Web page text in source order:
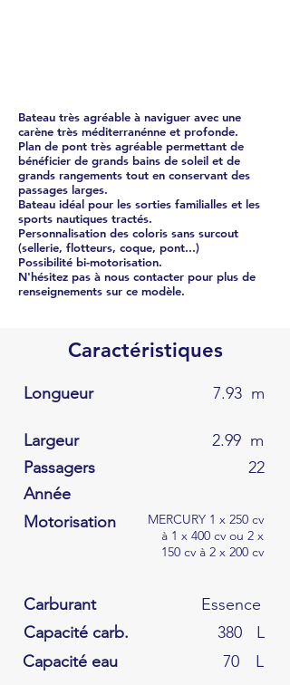
Bateau très agréable à naviguer avec une
carène très méditerranénne et profonde.
Plan de pont très agréable permettant de
bénéficier de grands bains de soleil et de
grands rangements tout en conservant des
passages larges.
Bateau idéal pour les sorties familialles et les
sports nautiques tractés.
Personnalisation des coloris sans surcout
(sellerie, flotteurs, coque, pont...)
Possibilité bi-motorisation.
N'hésitez pas à nous contacter pour plus de
renseignements sur ce modèle.
Caractéristiques
Longueur 7.93 m
Largeur 2.99 m
Passagers
22
Année
Motorisation
MERCURY 1 x 250 cv
à 1 x 400 cv ou 2 x
150 cv à 2 x 200 cv
Carburant
Essence
Capacité carb.
380
L
Capacité eau
70 L